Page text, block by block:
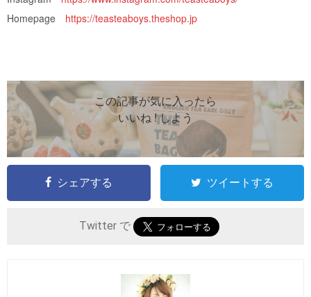
Homepage https://teasteaboys.theshop.jp
この記事が気に入ったら
いいね ! しよう
シェアする ツイートする
Twitter で